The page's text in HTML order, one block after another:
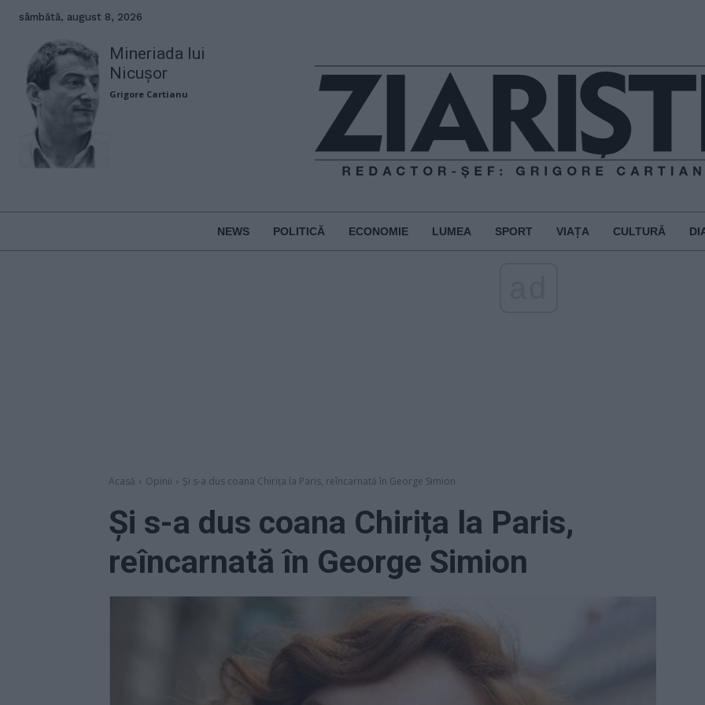
sâmbătă, august 8, 2026
Mineriada lui
Nicușor
Grigore Cartianu
NEWS POLITICĂ ECONOMIE LUMEA SPORT VIAȚA CULTURĂ
Acasă Opinii Și s-a dus coana Chirița la Paris, reîncarnată în George Simion
Și s-a dus coana Chirița la Paris,
reîncarnată în George Simion